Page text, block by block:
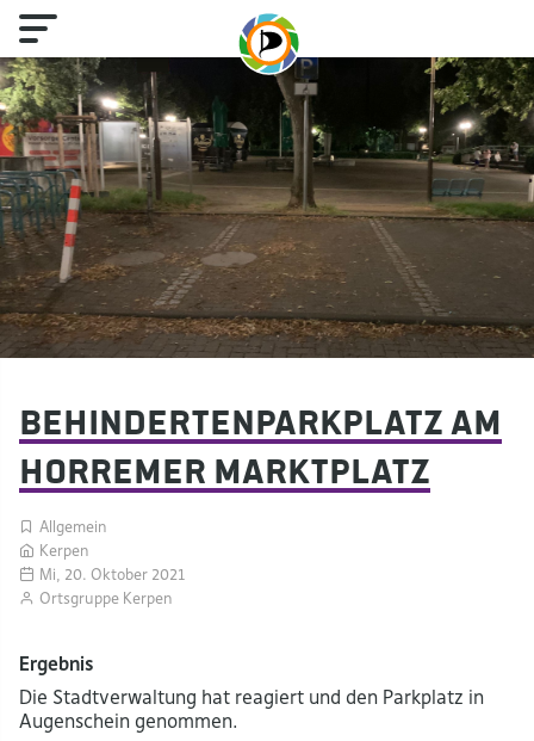
Behindertenparkplatz am
Horremer Marktplatz
Allgemein
Kerpen
Mi, 20. Oktober 2021
Ortsgruppe Kerpen
Ergebnis
Die Stadtverwaltung hat reagiert und den Parkplatz in
Augenschein genommen.